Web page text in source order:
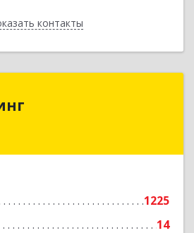
контакты
Назад
1225
14
край, Владивосток г,